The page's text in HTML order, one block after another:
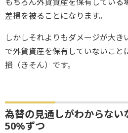
差損を被ることになります。
しかしそれよりもダメージが大
で外貨資産を保有していないこと
損（きそん）です。
為替の見通しがわからない
50%ずつ